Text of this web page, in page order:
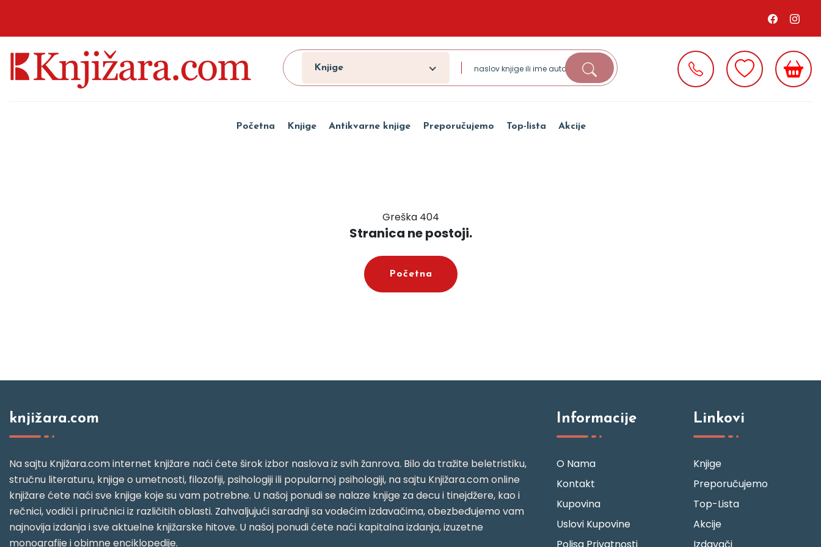
Knjige
Početna Knjige Antikvarne knjige Preporučujemo Top-lista Akcije
Greška 404
Stranica ne postoji.
Početna
knjižara.com
Na sajtu Knjižara.com internet knjižare naći ćete širok izbor naslova iz svih žanrova. Bilo da tražite beletristiku,
stručnu literaturu, knjige o umetnosti, filozofiji, psihologiji ili popularnoj psihologiji, na sajtu Knjižara.com online
knjižare ćete naći sve knjige koje su vam potrebne. U našoj ponudi se nalaze knjige za decu i tinejdžere, kao i
rečnici, vodiči i priručnici iz različitih oblasti. Zahvaljujući saradnji sa vodećim izdavačima, obezbeđujemo vam
najnovija izdanja i sve aktuelne knjižarske hitove. U našoj ponudi ćete naći kapitalna izdanja, izuzetne
monografije i obimne enciklopedije.
Informacije
O Nama
Kontakt
Kupovina
Uslovi Kupovine
Linkovi
Knjige
Preporučujemo
Top-Lista
Akcije